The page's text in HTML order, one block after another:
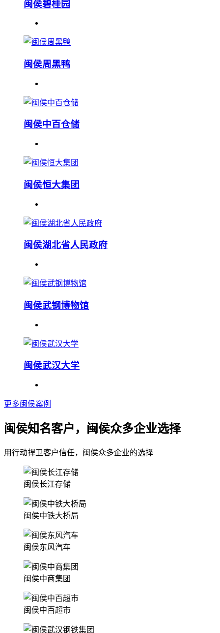
闽侯碧桂园
闽侯周黑鸭
闽侯中百仓储
闽侯恒大集团
闽侯湖北省人民政府
闽侯武钢博物馆
闽侯武汉大学
更多闽侯案例
闽侯知名客户，闽侯众多企业选择
用行动捍卫客户信任，闽侯众多企业的选择
闽侯长江存储
闽侯中铁大桥局
闽侯东风汽车
闽侯中商集团
闽侯中百超市